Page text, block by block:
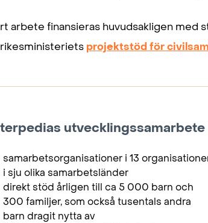
arbete finansieras huvudsakligen med
projektstöd för
utvecklingssamarbete
samarbetsorganisationer i 13
i sju olika samarbetsländer
direkt stöd årligen till ca 5 000 barn och
300 familjer, som också tusentals andra
barn dragit nytta av